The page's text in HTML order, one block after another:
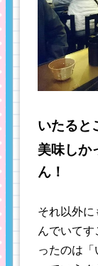
いたると
美味しか
ん！
それ以外に
んでいて
ったのは「